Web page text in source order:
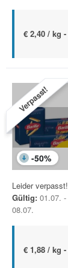
€ 2,40 / kg -
Verpasst!
-50%
Leider verpasst!
Gültig: 01.07. -
08.07.
€ 1,88 / kg -